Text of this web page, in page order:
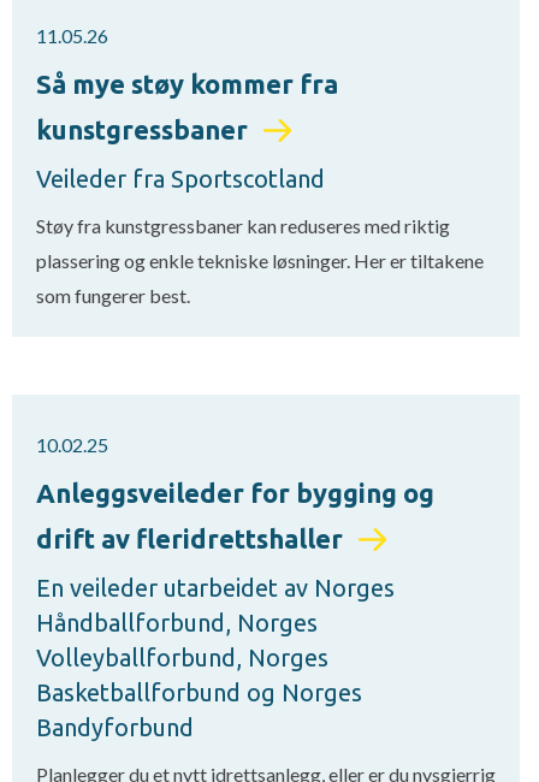
11.05.26
Så mye støy kommer fra
kunstgressbaner
Veileder fra Sportscotland
Støy fra kunstgressbaner kan reduseres med riktig
plassering og enkle tekniske løsninger. Her er tiltakene
som fungerer best.
10.02.25
Anleggsveileder for bygging og
drift av fleridrettshaller
En veileder utarbeidet av Norges
Håndballforbund, Norges
Volleyballforbund, Norges
Basketballforbund og Norges
Bandyforbund
Planlegger du et nytt idrettsanlegg, eller er du nysgjerrig